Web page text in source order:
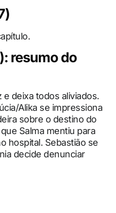
resumo do
deixa todos aliviados.
Alika se impressiona
sobre o destino do
Salma mentiu para
hospital. Sebastião se
decide denunciar